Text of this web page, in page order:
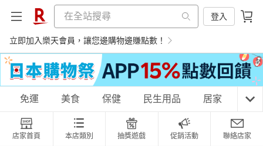
登入
立即加入樂天會員，讓您邊購物邊賺點數！
購物網分類
免運 美食 保健 民生用品 居家 3C
店家首頁 本店類別 抽獎遊戲 促銷活動 聯絡店家